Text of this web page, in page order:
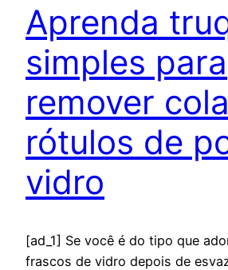
Aprenda
simples para
remover
rótulos de
vidro
[ad_1] Se você é do tipo que
frascos de vidro depois de